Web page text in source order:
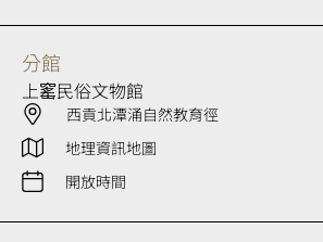
分館
上窰民俗文物館
西貢北潭涌自然教育徑
地理資訊地圖
開放時間